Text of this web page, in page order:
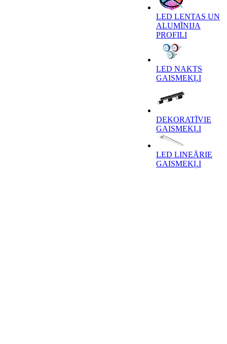
LED LENTAS UN
ALUMĪNIJA
PROFILI
LED NAKTS
GAISMEKĻI
DEKORATĪVIE
GAISMEKĻI
LED LINEĀRIE
GAISMEKĻI